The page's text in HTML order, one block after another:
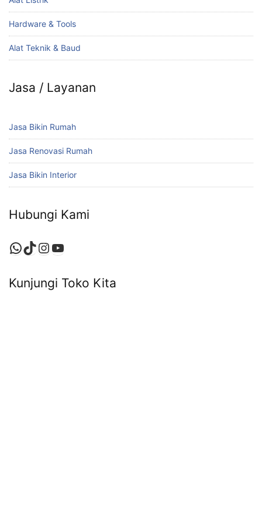
Hardware & Tools
Alat Teknik & Baud
Jasa / Layanan
Jasa Bikin Rumah
Jasa Renovasi Rumah
Jasa Bikin Interior
Hubungi Kami
WhatsApp
TikTok
Instagram
YouTube
Kunjungi Toko Kita